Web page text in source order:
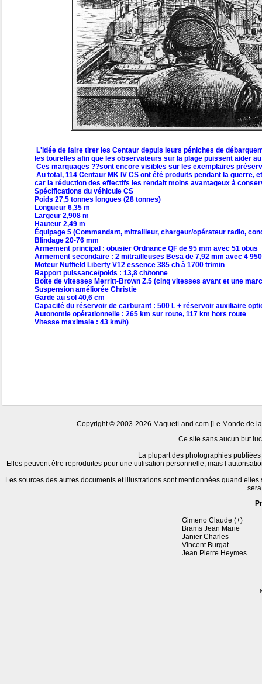
L'idée de faire tirer les Centaur depuis leurs péniches de
les tourelles afin que les observateurs sur la plage puissent aider
Ces marquages ??sont encore visibles sur les exemplaires
Au total, 114 Centaur MK IV CS ont été produits pendant la
car la réduction des effectifs les rendait moins avantageux à
Spécifications du véhicule CS
Poids 27,5 tonnes longues (28 tonnes)
Longueur 6,35 m
Largeur 2,908 m
Hauteur 2,49 m
Équipage 5 (Commandant, mitrailleur, chargeur/opérateur radio,
Blindage 20-76 mm
Armement principal : obusier Ordnance QF de 95 mm avec 51 obus
Armement secondaire : 2 mitrailleuses Besa de 7,92 mm avec 4
Moteur Nuffield Liberty V12 essence 385 ch à 1700 tr/min
Rapport puissance/poids : 13,8 ch/tonne
Boîte de vitesses Merritt-Brown Z.5 (cinq vitesses avant et une
Suspension améliorée Christie
Garde au sol 40,6 cm
Capacité du réservoir de carburant : 500 L + réservoir auxiliaire
Autonomie opérationnelle : 265 km sur route, 117 km hors route
Vitesse maximale : 43 km/h)
Copyright © 2003-2026 MaquetLand.com [Le Monde de
Ce site sans aucun but
La plupart des photographies
Elles peuvent être reproduites pour une utilisation personnelle, mais
Les sources des autres documents et illustrations sont mentionnées quand
Gimeno Claude (+)
Brams Jean Marie
Janier Charles
Vincent Burgat
Jean Pierre Heymes